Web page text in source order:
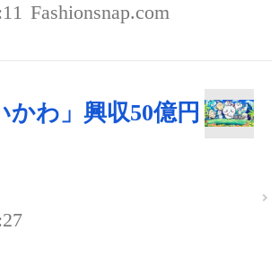
Fashionsnap.com
かわ」興収50億円